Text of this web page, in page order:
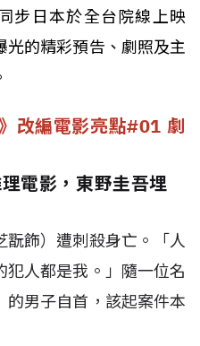
步日本於全台院線上映
光的精彩預告、劇照及主
改編電影亮點#01 劇
電影，東野圭吾埋
翫飾）遭刺殺身亡。「人
人都是我。」隨一位名
的男子自首，該起案件本